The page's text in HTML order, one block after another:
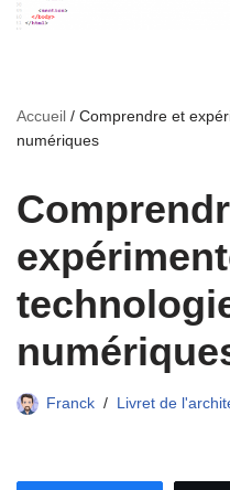
Accueil / Comprendre et
numériques
Franck Livret de